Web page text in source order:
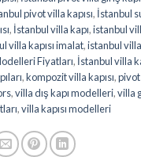
pivot villa kapısı, İstanbul
, İstanbul villa kapı,istanbul
villa kapısı imalat,istanbul
Fiyatları, İstanbul villa
,kompozit villa kapısı,pivot
,villa dış kapı modelleri,villa
,villa kapısı modelleri